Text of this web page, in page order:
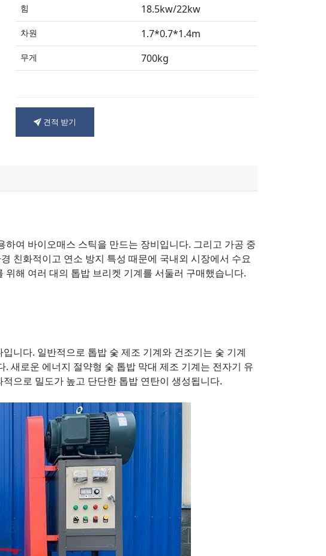
힘 18.5kw/22kw
차원 1.7*0.7*1.4m
무게 700kg
견적 받기
여 바이오매스 스틱을 만드는 장비입니다. 그리고 가공 중
친화적이고 연소 방지 특성 때문에 국내외 시장에서 수요
위해 여러 대의 톱밥 브리켓 기계를 서둘러 구매했습니다.
니다. 일반적으로 톱밥 숯 제조 기계와 건조기는 숯 기계
새로운 에너지 절약형 숯 톱밥 막대 제조 기계는 전자기 유
으로 밀도가 높고 단단한 톱밥 연탄이 생성됩니다.